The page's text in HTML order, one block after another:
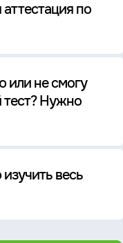
по
или не смогу
тест? Нужно
весь